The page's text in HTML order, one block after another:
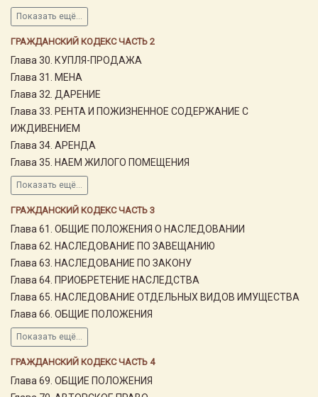
Показать ещё...
ГРАЖДАНСКИЙ КОДЕКС ЧАСТЬ 2
Глава 30. КУПЛЯ-ПРОДАЖА
Глава 31. МЕНА
Глава 32. ДАРЕНИЕ
Глава 33. РЕНТА И ПОЖИЗНЕННОЕ СОДЕРЖАНИЕ С
ИЖДИВЕНИЕМ
Глава 34. АРЕНДА
Глава 35. НАЕМ ЖИЛОГО ПОМЕЩЕНИЯ
Показать ещё...
ГРАЖДАНСКИЙ КОДЕКС ЧАСТЬ 3
Глава 61. ОБЩИЕ ПОЛОЖЕНИЯ О НАСЛЕДОВАНИИ
Глава 62. НАСЛЕДОВАНИЕ ПО ЗАВЕЩАНИЮ
Глава 63. НАСЛЕДОВАНИЕ ПО ЗАКОНУ
Глава 64. ПРИОБРЕТЕНИЕ НАСЛЕДСТВА
Глава 65. НАСЛЕДОВАНИЕ ОТДЕЛЬНЫХ ВИДОВ ИМУЩЕСТВА
Глава 66. ОБЩИЕ ПОЛОЖЕНИЯ
Показать ещё...
ГРАЖДАНСКИЙ КОДЕКС ЧАСТЬ 4
Глава 69. ОБЩИЕ ПОЛОЖЕНИЯ